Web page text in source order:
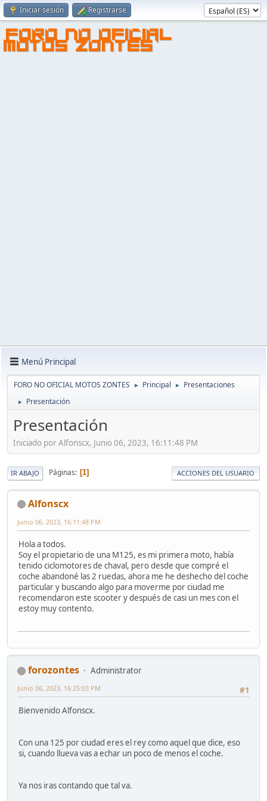
Iniciar sesión Registrarse
FORO NO OFICIAL
MOTOS ZONTES
Menú Principal
FORO NO OFICIAL MOTOS ZONTES ► Principal ► Presentaciones
► Presentación
Presentación
Iniciado por Alfonscx, Junio 06, 2023, 16:11:48 PM
IR ABAJO Páginas 1 ACCIONES DEL USUARIO
Alfonscx
Junio 06, 2023, 16:11:48 PM
Hola a todos.
Soy el propietario de una M125, es mi primera moto, había
tenido ciclomotores de chaval, pero desde que compré el
coche abandoné las 2 ruedas, ahora me he deshecho del coche
particular y buscando algo para moverme por ciudad me
recomendaron este scooter y después de casi un mes con el
estoy muy contento.
forozontes
Administrator
#1
Junio 06, 2023, 16:25:03 PM
Bienvenido Alfonscx.
Con una 125 por ciudad eres el rey como aquel que dice, eso
si, cuando llueva vas a echar un poco de menos el coche.
Ya nos iras contando que tal va.